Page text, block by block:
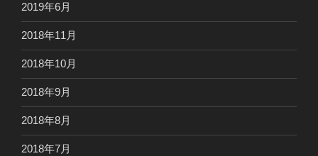
2019年6月
2018年11月
2018年10月
2018年9月
2018年8月
2018年7月